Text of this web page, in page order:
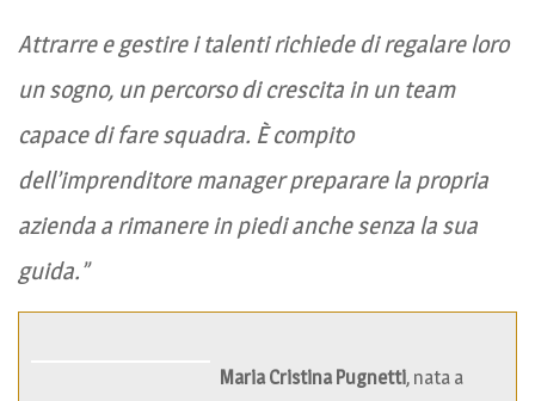
Attrarre e gestire i talenti richiede di regalare loro
un sogno, un percorso di crescita in un team
capace di fare squadra. È compito
dell’imprenditore manager preparare la propria
azienda a rimanere in piedi anche senza la sua
guida.”
Maria Cristina Pugnetti, nata a